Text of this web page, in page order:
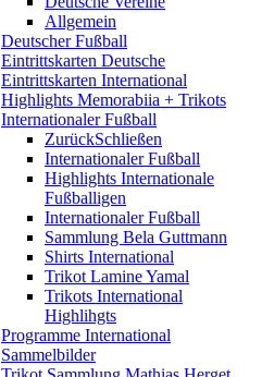
Allgemein
Deutscher Fußball
Eintrittskarten Deutsche
Eintrittskarten International
Highlights Memorabiia + Trikots
Internationaler Fußball
ZurückSchließen
Internationaler Fußball
Highlights Internationale
Fußballigen
Internationaler Fußball
Sammlung Bela Guttmann
Shirts International
Trikot Lamine Yamal
Trikots International
Highlihgts
Programme International
Sammelbilder